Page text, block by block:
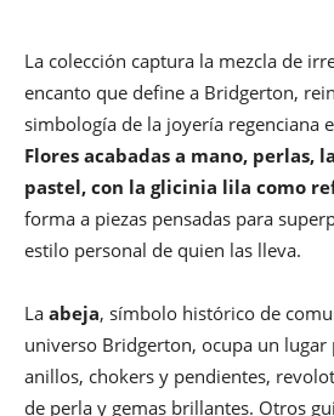
La colección captura la mezcla de
encanto que define a Bridgerton,
simbología de la joyería regenciana
Flores acabadas a mano, perlas,
pastel, con la glicinia lila como
forma a piezas pensadas para
estilo personal de quien las lleva.
La abeja, símbolo histórico de
universo Bridgerton, ocupa un lugar
anillos, chokers y pendientes,
de perla y gemas brillantes. Otros